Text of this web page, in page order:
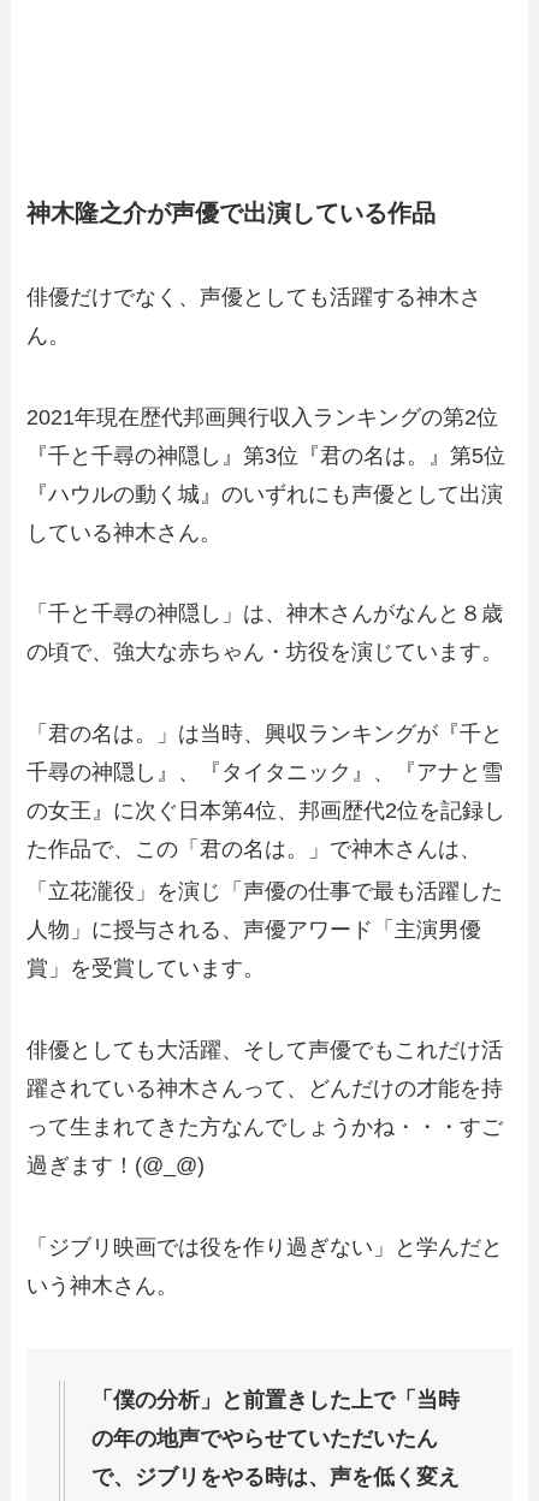
神木隆之介が声優で出演している作品
俳優だけでなく、声優としても活躍する神木さ
ん。
2021年現在歴代邦画興行収入ランキングの第2位
『千と千尋の神隠し』第3位『君の名は。』第5位
『ハウルの動く城』のいずれにも声優として出演
している神木さん。
「千と千尋の神隠し」は、神木さんがなんと８歳
の頃で、強大な赤ちゃん・坊役を演じています。
「君の名は。」は当時、興収ランキングが『千と
千尋の神隠し』、『タイタニック』、『アナと雪
の女王』に次ぐ日本第4位、邦画歴代2位を記録し
た作品で、この「君の名は。」で神木さんは、
「立花瀧役」を演じ 「声優の仕事で最も活躍した
人物」に授与される、声優アワード「主演男優
賞」を受賞しています。
俳優としても大活躍、そして声優でもこれだけ活
躍されている神木さんって、どんだけの才能を持
って生まれてきた方なんでしょうかね・・・すご
過ぎます！(@_@)
「ジブリ映画では役を作り過ぎない」と学んだと
いう神木さん。
「僕の分析」と前置きした上で「当時
の年の地声でやらせていただいたん
で、ジブリをやる時は、声を低く変え